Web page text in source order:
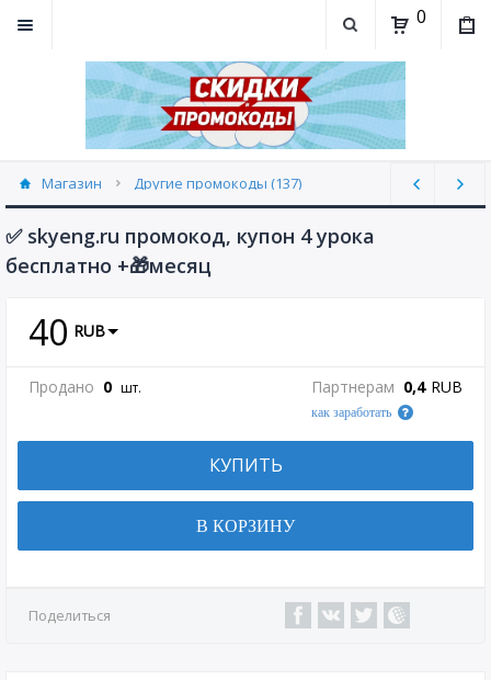
0
Магазин Другие промокоды (137)
✅ skyeng.ru промокод, купон 4 урока
бесплатно +🎁месяц
40 RUB
Продано 0 шт. Партнерам 0,4 RUB
как заработать
КУПИТЬ
В КОРЗИНУ
Поделиться